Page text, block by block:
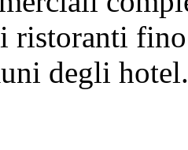
ristoranti
degli hotel.